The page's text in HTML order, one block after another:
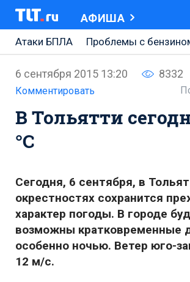
АФИША
Атаки БПЛА
Проблемы с
АВТОВАЗ
Ремонт Центральной площади
Ремонт Обводного шоссе
Набережная Тольятти
6 сентября 2015 13:20 8332
Комментировать
В Тольятти
°C
Сегодня, 6 сентября, в
окрестностях сохранится
характер погоды. В городе
возможны кратковременные
особенно ночью. Ветер юго-
12 м/с.